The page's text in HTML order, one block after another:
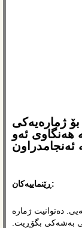
ژمارەیەکی
هەنگاوی ئەو
ئەنجامدراون
ڕێنماییەکان:
دەتوانیت ژمارە
بەشەکی بگۆڕیت.